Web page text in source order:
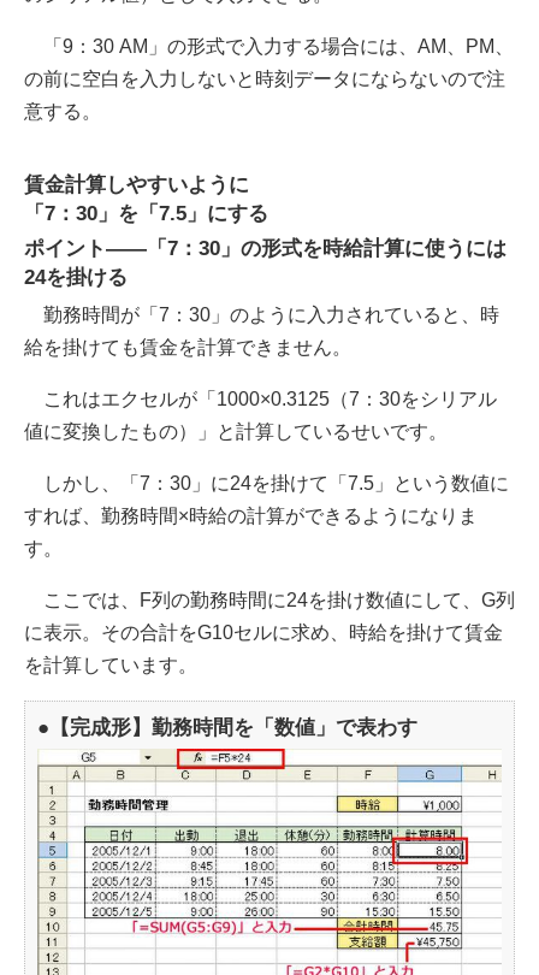
「9：30 AM」の形式で入力する場合には、AM、PM、
の前に空白を入力しないと時刻データにならないので注
意する。
賃金計算しやすいように
「7：30」を「7.5」にする
ポイント――「7：30」の形式を時給計算に使うには
24を掛ける
勤務時間が「7：30」のように入力されていると、時
給を掛けても賃金を計算できません。
これはエクセルが「1000×0.3125（7：30をシリアル
値に変換したもの）」と計算しているせいです。
しかし、「7：30」に24を掛けて「7.5」という数値に
すれば、勤務時間×時給の計算ができるようになりま
す。
ここでは、F列の勤務時間に24を掛け数値にして、G列
に表示。その合計をG10セルに求め、時給を掛けて賃金
を計算しています。
●【完成形】勤務時間を「数値」で表わす